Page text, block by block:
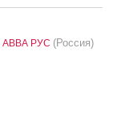
АВВА РУС (Россия)